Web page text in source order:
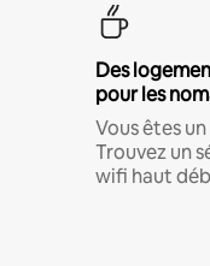
Des
pour les
Vous êtes
Trouvez un
wifi haut